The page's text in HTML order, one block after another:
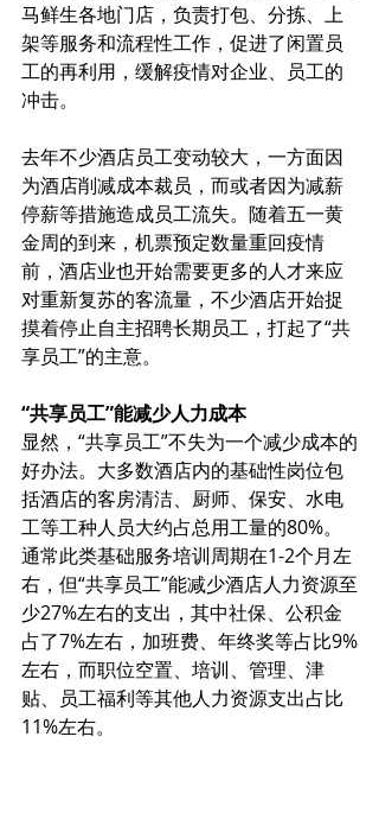
马鲜生各地门店，负责打包、分拣、上
架等服务和流程性工作，促进了闲置员
工的再利用，缓解疫情对企业、员工的
冲击。
去年不少酒店员工变动较大，一方面因
为酒店削减成本裁员，而或者因为减薪
停薪等措施造成员工流失。随着五一黄
金周的到来，机票预定数量重回疫情
前，酒店业也开始需要更多的人才来应
对重新复苏的客流量，不少酒店开始捉
摸着停止自主招聘长期员工，打起了“共
享员工”的主意。
“共享员工”能减少人力成本
显然，“共享员工”不失为一个减少成本的
好办法。大多数酒店内的基础性岗位包
括酒店的客房清洁、厨师、保安、水电
工等工种人员大约占总用工量的80%。
通常此类基础服务培训周期在1-2个月左
右，但“共享员工”能减少酒店人力资源至
少27%左右的支出，其中社保、公积金
占了7%左右，加班费、年终奖等占比9%
左右，而职位空置、培训、管理、津
贴、员工福利等其他人力资源支出占比
11%左右。